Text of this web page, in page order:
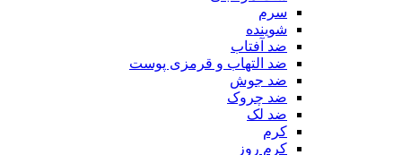
سرم
شوینده
ضد آفتاب
ضد التهاب و قرمزی پوست
‌ضد جوش
ضد چروک
ضد لک
کرم
کرم روز